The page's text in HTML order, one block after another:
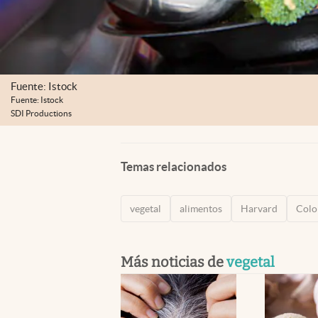
Fuente: Istock
Fuente: Istock
SDI Productions
Temas relacionados
vegetal alimentos Harvard
Más noticias devegetal